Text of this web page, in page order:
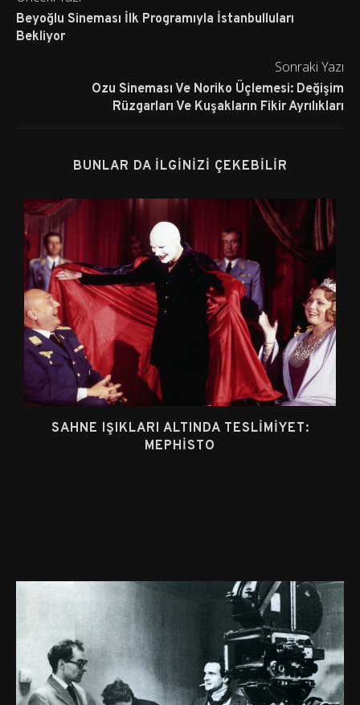
Beyoğlu Sineması İlk Programıyla İstanbulluları
Bekliyor
Sonraki Yazı
Ozu Sineması Ve Noriko Üçlemesi: Değişim
Rüzgarları Ve Kuşakların Fikir Ayrılıkları
BUNLAR DA İLGINIZI ÇEKEBILIR
SAHNE IŞIKLARI ALTINDA TESLIMIYET:
MEPHISTO